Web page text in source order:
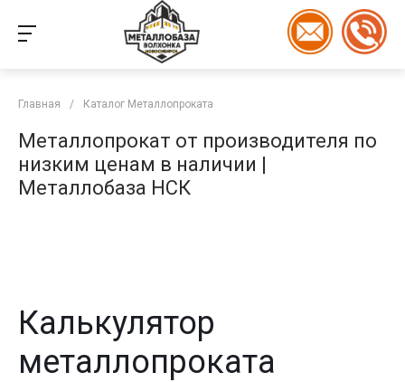
Главная / Каталог Металлопроката
Металлопрокат от производителя по
низким ценам в наличии |
Металлобаза НСК
Калькулятор
металлопроката